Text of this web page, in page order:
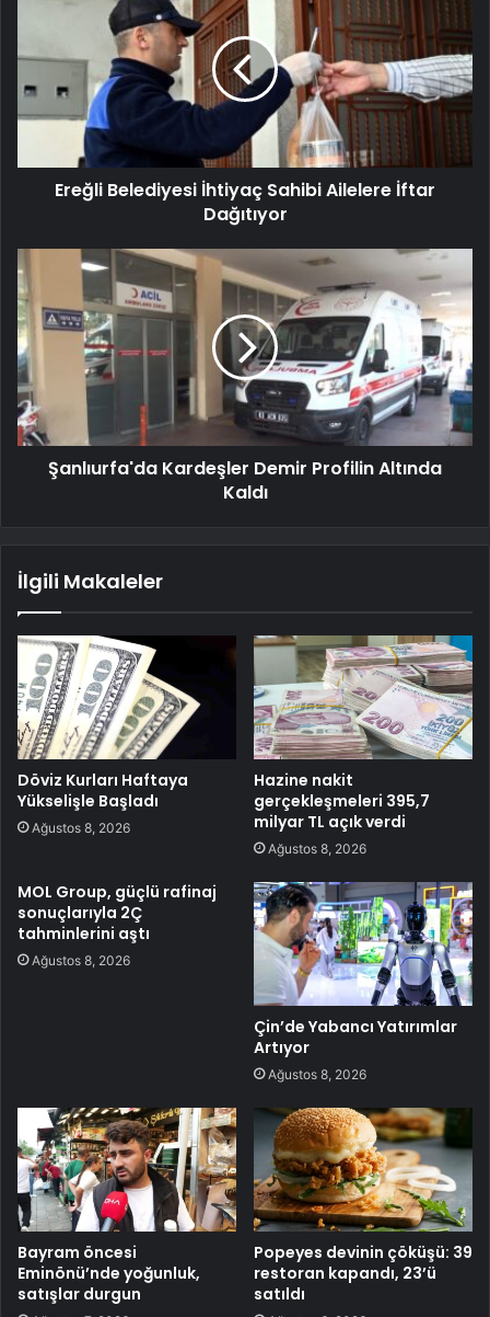
Ereğli Belediyesi İhtiyaç Sahibi Ailelere İftar
Dağıtıyor
Şanlıurfa'da Kardeşler Demir Profilin Altında
Kaldı
İlgili Makaleler
Döviz Kurları Haftaya
Yükselişle Başladı
Ağustos 8, 2026
Hazine nakit
gerçekleşmeleri 395,7
milyar TL açık verdi
Ağustos 8, 2026
MOL Group, güçlü rafinaj
sonuçlarıyla 2Ç
tahminlerini aştı
Ağustos 8, 2026
Çin’de Yabancı Yatırımlar
Artıyor
Ağustos 8, 2026
Bayram öncesi
Eminönü’nde yoğunluk,
satışlar durgun
Popeyes devinin çöküşü: 39
restoran kapandı, 23’ü
satıldı